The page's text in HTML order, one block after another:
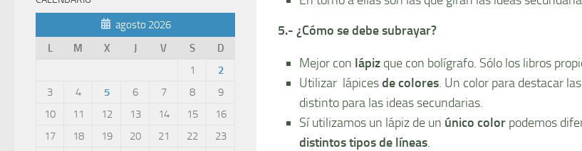
5.- ¿Cómo se debe subrayar?
Mejor con lápiz que con bolí­grafo. Sólo los libros
Utilizar lápicesde colores. Un color para destacar
distinto para las ideas secundarias.
Sí­ utilizamos un lápiz de un único color podemos
distintos tipos de lí­neas.
agosto 2026
L
M X J V S
D
1
2
3
4 5 6 7 8
9
10
11 12 13 14 15
16
17
18 19 20 21 22
23